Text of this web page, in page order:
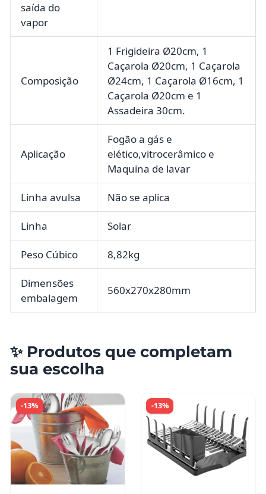
saída do
vapor
Composição
1 Frigideira Ø20cm, 1
Caçarola Ø20cm, 1 Caçarola
Ø24cm, 1 Caçarola Ø16cm, 1
Caçarola Ø20cm e 1
Assadeira 30cm.
Aplicação
Fogão a gás e
elético,vitrocerâmico e
Maquina de lavar
Linha avulsa Não se aplica
Linha Solar
Peso Cúbico 8,82kg
Dimensões
embalagem
560x270x280mm
✨ Produtos que completam
sua escolha
-13% -13%